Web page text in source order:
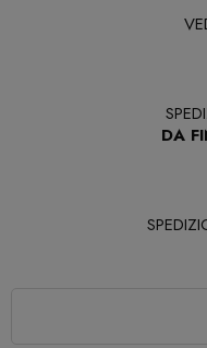
DA